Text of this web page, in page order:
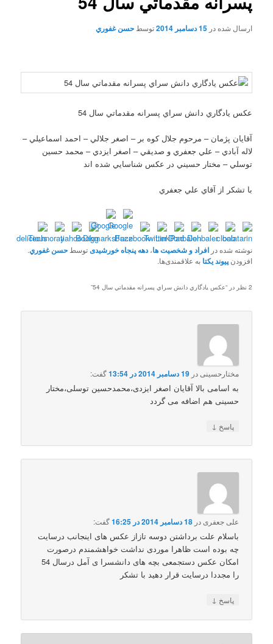
ارسال شده در15 دسامبر 2014 توسطحسن غفوري
عکس يادگاري دانش سراي پسرانه مقدماتي سال 54
آقايان پژمان – مرحوم جلال کوه بر – اصغر جلالي – احمد اسماعيلي –
لاله آبادي – علي جعفري و صديقي – اصغر ايزدي – محمد حسين
توسلي – مختار حسيني در عکس شناسايي شده اند
با تشکر از آقاي علي جعفري
نوشته شده درافراد و شخصیت ها،دهه پنجاه خورشیدیتوسطحسن غفوري.
افزودنپیوند یکتا به علاقمندی‌ها.
2 نظر در “ عکس يادگاري دانش سراي پسرانه مقدماتي سال 54 ”
مختارحسینی در19 دسامبر 2014 در 13:54 گفت:
به اسامی بالا آقایان اصغر ایزدی،محمدحسین توسلی،مختار
حسینی هم اضافه می گردد
پاسخ ↓
علی جعفری در18 دسامبر 2014 در 16:25 گفت:
باسلام علت برداشتن دوسه تازاز عکس های اینجانب درسایت
چه بوده است ظاهرا موردی نداشت خواهشمندم درصورت
امکان عکس دستجمعی بچه های دانشسرا ی آمل درسال 54
را مجددا درسایت قرار دهید با تشکر
پاسخ ↓